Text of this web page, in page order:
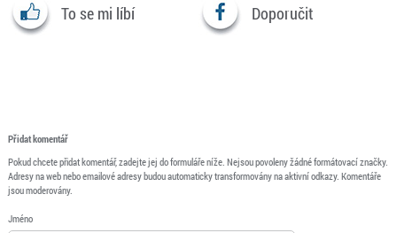
To se mi líbí Doporučit
Přidat komentář
Pokud chcete přidat komentář, zadejte jej do formuláře níže. Nejsou povoleny žádné formátovací značky.
Adresy na web nebo emailové adresy budou automaticky transformovány na aktivní odkazy. Komentáře
jsou moderovány.
Jméno